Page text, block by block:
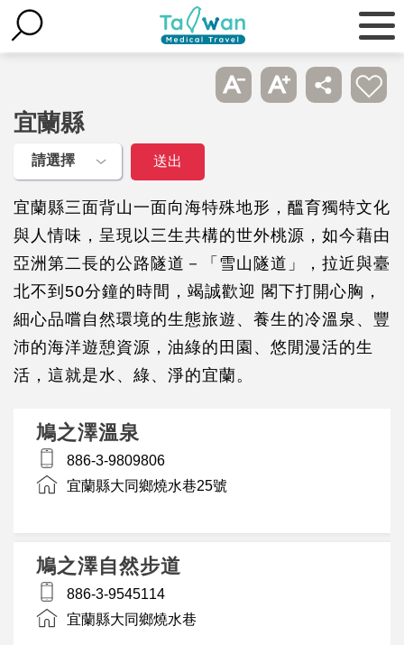
宜蘭縣
宜蘭縣三面背山一面向海特殊地形，醞育獨特文化
與人情味，呈現以三生共構的世外桃源，如今藉由
亞洲第二長的公路隧道－「雪山隧道」，拉近與臺
北不到50分鐘的時間，竭誠歡迎 閣下打開心胸，
細心品嚐自然環境的生態旅遊、養生的冷溫泉、豐
沛的海洋遊憩資源，油綠的田園、悠閒漫活的生
活，這就是水、綠、淨的宜蘭。
鳩之澤溫泉
886-3-9809806
宜蘭縣大同鄉燒水巷25號
鳩之澤自然步道
886-3-9545114
宜蘭縣大同鄉燒水巷